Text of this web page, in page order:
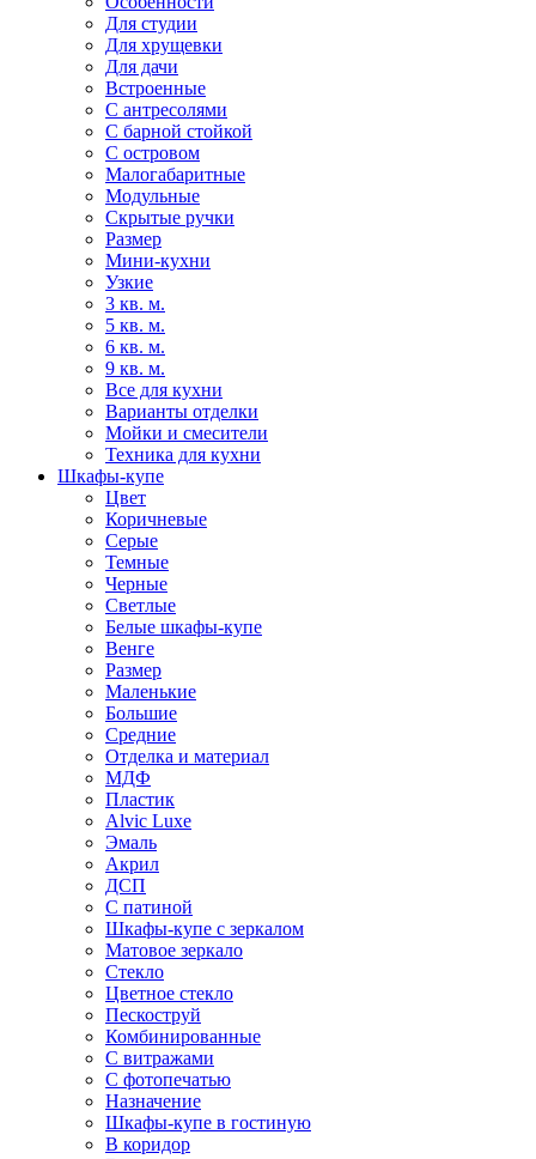
Для студии
Для хрущевки
Для дачи
Встроенные
С антресолями
С барной стойкой
С островом
Малогабаритные
Модульные
Скрытые ручки
Размер
Мини-кухни
Узкие
3 кв. м.
5 кв. м.
6 кв. м.
9 кв. м.
Все для кухни
Варианты отделки
Мойки и смесители
Техника для кухни
Шкафы-купе
Цвет
Коричневые
Серые
Темные
Черные
Светлые
Белые шкафы-купе
Венге
Размер
Маленькие
Большие
Средние
Отделка и материал
МДФ
Пластик
Alvic Luxe
Эмаль
Акрил
ДСП
С патиной
Шкафы-купе с зеркалом
Матовое зеркало
Стекло
Цветное стекло
Пескоструй
Комбинированные
С витражами
С фотопечатью
Назначение
Шкафы-купе в гостиную
В коридор